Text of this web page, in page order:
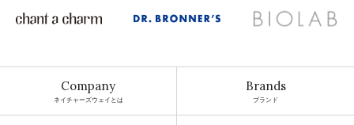
Company
ネイチャーズウェイとは
Brands
ブランド